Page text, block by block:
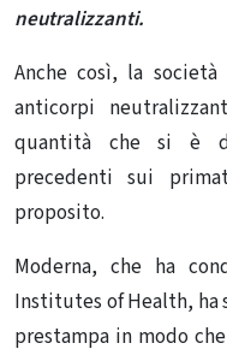
neutralizzanti.
Anche così, la
anticorpi
quantità che si è
precedenti sui
proposito.
Moderna, che ha
Institutes of Health, ha
prestampa in modo